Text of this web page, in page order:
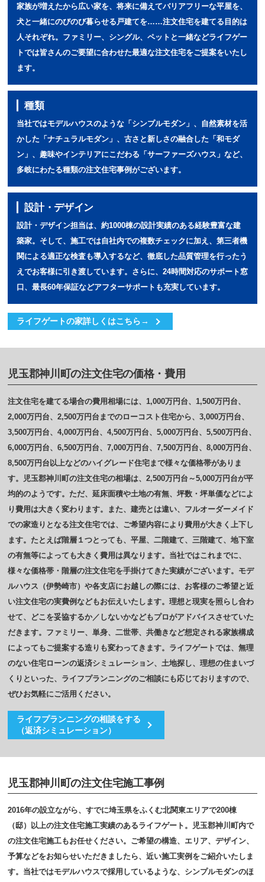
家族が増えたから広い家を、将来に備えてバリアフリーな平屋を、
犬と一緒にのびのび暮らせる戸建てを……注文住宅を建てる目的は
人それぞれ。ファミリー、シングル、ペットと一緒などライフゲー
トでは皆さんのご要望に合わせた最適な注文住宅をご提案をいたし
ます。
種類
当社ではモデルハウスのような「シンプルモダン」、自然素材を活
かした「ナチュラルモダン」、古さと新しさの融合した「和モダ
ン」、趣味やインテリアにこだわる「サーファーズハウス」など、
多岐にわたる種類の注文住宅事例がございます。
設計・デザイン
設計・デザイン担当は、約1000棟の設計実績のある経験豊富な建
築家。そして、施工では自社内での複数チェックに加え、第三者機
関による適正な検査も導入するなど、徹底した品質管理を行ったう
えでお客様に引き渡しています。さらに、24時間対応のサポート窓
口、最長60年保証などアフターサポートも充実しています。
ライフゲートの家詳しくはこちら→
児玉郡神川町の注文住宅の価格・費用
注文住宅を建てる場合の費用相場には、1,000万円台、1,500万円台、
2,000万円台、2,500万円台までのローコスト住宅から、3,000万円台、
3,500万円台、4,000万円台、4,500万円台、5,000万円台、5,500万円台、
6,000万円台、6,500万円台、7,000万円台、7,500万円台、8,000万円台、
8,500万円台以上などのハイグレード住宅まで様々な価格帯がありま
す。児玉郡神川町の注文住宅の相場は、2,500万円台～5,000万円台が平
均的のようです。ただ、延床面積や土地の有無、坪数・坪単価などによ
り費用は大きく変わります。また、建売とは違い、フルオーダーメイド
での家造りとなる注文住宅では、ご希望内容により費用が大きく上下し
ます。たとえば階層１つとっても、平屋、二階建て、三階建て、地下室
の有無等によっても大きく費用は異なります。当社ではこれまでに、
様々な価格帯・階層の注文住宅を手掛けてきた実績がございます。モデ
ルハウス（伊勢崎市）や各支店にお越しの際には、お客様のご希望と近
い注文住宅の実費例などもお伝えいたします。理想と現実を照らし合わ
せて、どこを妥協するか／しないかなどもプロがアドバイスさせていた
だきます。ファミリー、単身、二世帯、共働きなど想定される家族構成
によってもご提案する造りも変わってきます。ライフゲートでは、無理
のない住宅ローンの返済シミュレーション、土地探し、理想の住まいづ
くりといった、ライフプランニングのご相談にも応じておりますので、
ぜひお気軽にご活用ください。
ライフプランニングの相談をする
（返済シミュレーション）
児玉郡神川町の注文住宅施工事例
2016年の設立ながら、すでに埼玉県をふくむ北関東エリアで200棟
（邸）以上の注文住宅施工実績のあるライフゲート。児玉郡神川町内で
の注文住宅施工もお任せください。ご希望の構造、エリア、デザイン、
予算などをお知らせいただきましたら、近い施工実例をご紹介いたしま
す。当社ではモデルハウスで採用しているような、シンプルモダンのほ